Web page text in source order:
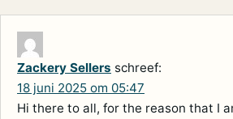
Zackery Sellers schreef:
18 juni 2025 om 05:47
Hi there to all, for the reason that I